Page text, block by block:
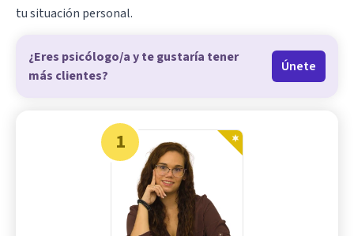
tu situación personal.
¿Eres psicólogo/a y te gustaría tener
más clientes?
Únete
1